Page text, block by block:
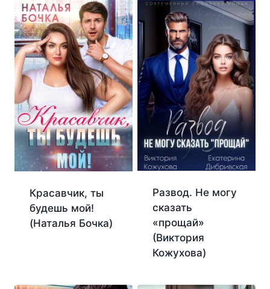
Красавчик, ты
будешь мой!
(Наталья Бочка)
Развод. Не могу
сказать
«прощай»
(Виктория
Кожухова)